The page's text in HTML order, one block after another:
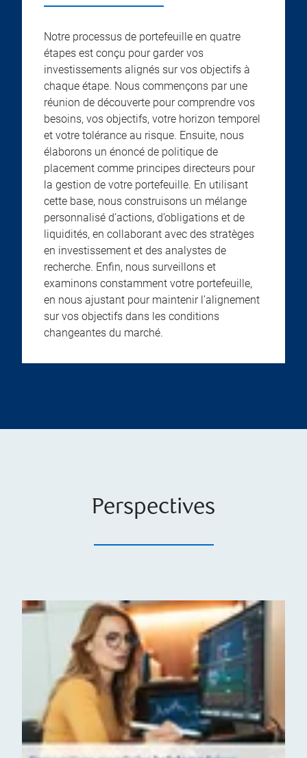
Notre processus de portefeuille en quatre
étapes est conçu pour garder vos
investissements alignés sur vos objectifs à
chaque étape. Nous commençons par une
réunion de découverte pour comprendre vos
besoins, vos objectifs, votre horizon temporel
et votre tolérance au risque. Ensuite, nous
élaborons un énoncé de politique de
placement comme principes directeurs pour
la gestion de votre portefeuille. En utilisant
cette base, nous construisons un mélange
personnalisé d’actions, d’obligations et de
liquidités, en collaborant avec des stratèges
en investissement et des analystes de
recherche. Enfin, nous surveillons et
examinons constamment votre portefeuille,
en nous ajustant pour maintenir l’alignement
sur vos objectifs dans les conditions
changeantes du marché.
Perspectives